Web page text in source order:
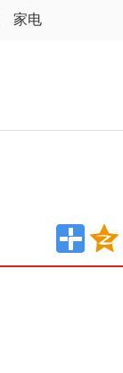
家电